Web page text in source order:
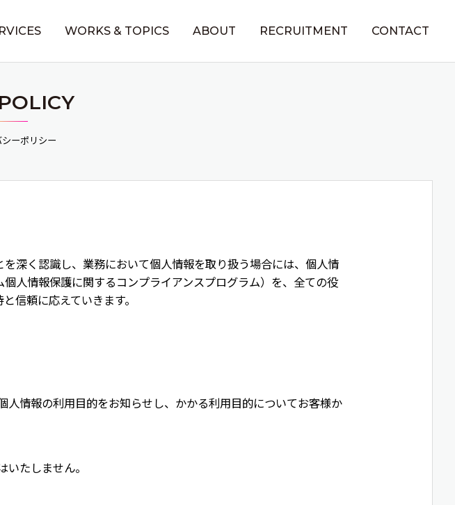
WORKS & TOPICS ABOUT RECRUITMENT CONTACT
ーポリシー
深く認識し、業務において個人情報を取り扱う場合には、個人情
人情報保護に関するコンプライアンスプログラム）を、全ての役
信頼に応えていきます。
情報の利用目的をお知らせし、かかる利用目的についてお客様か
たしません。